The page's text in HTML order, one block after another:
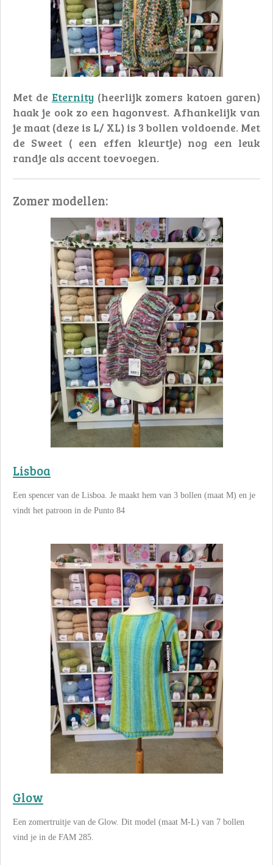
Met de Eternity(heerlijk zomers katoen garen)
haak je ook zo een hagonvest. Afhankelijk van
je maat (deze is L/ XL) is 3 bollen voldoende. Met
de Sweet ( een effen kleurtje) nog een leuk
randje als accent toevoegen.
Zomer modellen:
Lisboa
Een spencer van de Lisboa. Je maakt hem van 3 bollen (maat M) en je
vindt het patroon in de Punto 84
Glow
Een zomertruitje van de Glow. Dit model (maat M-L) van 7 bollen
vind je in de FAM 285.